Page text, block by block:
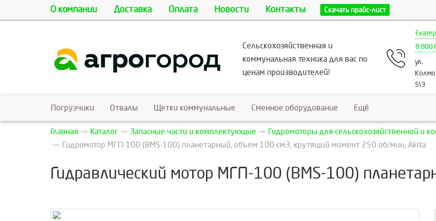
О компании Доставка Оплата Новости Контакты Скачать прайс-лист
Сельскохозяйственная и
коммунальная техника для вас по
ценам производителей!
8 800
ул.
5\3
Погрузчики Отвалы Щетки коммунальные Сменное оборудование Ещё
Главная Каталог Запасные части и комплектующие
Гидромоторы для сельскохозяйственной и
Гидромотор МГП-100 (BMS-100) планетарный, объем 100 см3, крутящий момент 250 об/мин, Akita
Гидравлический мотор МГП-100 (BMS-100)